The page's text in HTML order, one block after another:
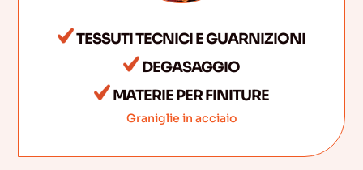
TESSUTI TECNICI E GUARNIZIONI
DEGASAGGIO
MATERIE PER FINITURE
Graniglie in acciaio